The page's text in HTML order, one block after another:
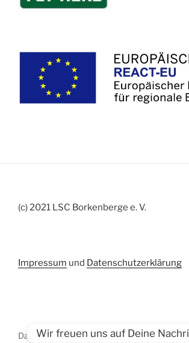
(c) 2021 LSC Borkenberge e. V.
Impressum und Datenschutzerklärung
Datenschutz Stolz präsentiert von
Wir freuen uns auf Deine